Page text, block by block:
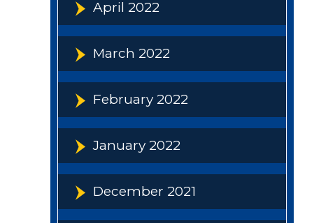
April 2022
March 2022
February 2022
January 2022
December 2021